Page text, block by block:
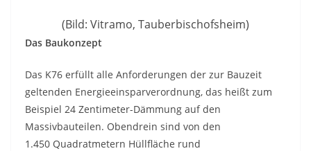
(Bild: Vitramo, Tauberbischofsheim)
Das Baukonzept
Das K76 erfüllt alle Anforderungen der zur Bauzeit
geltenden Energieeinsparverordnung, das heißt zum
Beispiel 24 Zentimeter-Dämmung auf den
Massivbauteilen. Obendrein sind von den
1.450 Quadratmetern Hüllfläche rund